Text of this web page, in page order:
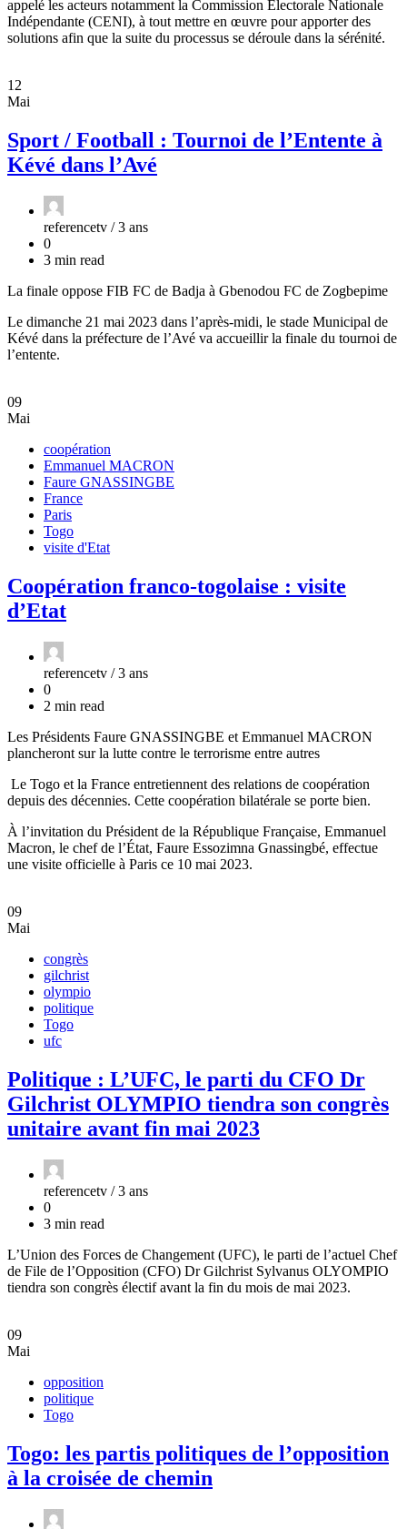
appelé les acteurs notamment la Commission Electorale Nationale
Indépendante (CENI), à tout mettre en œuvre pour apporter des
solutions afin que la suite du processus se déroule dans la sérénité.
12
Mai
Sport / Football : Tournoi de l’Entente à
Kévé dans l’Avé
referencetv /3 ans
0
3 min read
La finale oppose FIB FC de Badja à Gbenodou FC de Zogbepime
Le dimanche 21 mai 2023 dans l’après-midi, le stade Municipal de
Kévé dans la préfecture de l’Avé va accueillir la finale du tournoi de
l’entente.
09
Mai
coopération
Emmanuel MACRON
Faure GNASSINGBE
France
Paris
Togo
visite d'Etat
Coopération franco-togolaise : visite
d’Etat
referencetv /3 ans
0
2 min read
Les Présidents Faure GNASSINGBE et Emmanuel MACRON
plancheront sur la lutte contre le terrorisme entre autres
Le Togo et la France entretiennent des relations de coopération
depuis des décennies. Cette coopération bilatérale se porte bien.
À l’invitation du Président de la République Française, Emmanuel
Macron, le chef de l’État, Faure Essozimna Gnassingbé, effectue
une visite officielle à Paris ce 10 mai 2023.
09
Mai
congrès
gilchrist
olympio
politique
Togo
ufc
Politique : L’UFC, le parti du CFO Dr
Gilchrist OLYMPIO tiendra son congrès
unitaire avant fin mai 2023
referencetv /3 ans
0
3 min read
L’Union des Forces de Changement (UFC), le parti de l’actuel Chef
de File de l’Opposition (CFO) Dr Gilchrist Sylvanus OLYOMPIO
tiendra son congrès électif avant la fin du mois de mai 2023.
09
Mai
opposition
politique
Togo
Togo: les partis politiques de l’opposition
à la croisée de chemin